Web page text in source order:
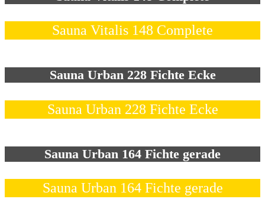
Sauna Vitalis 148 Complete
Sauna Urban 228 Fichte Ecke
Sauna Urban 228 Fichte Ecke
Sauna Urban 164 Fichte gerade
Sauna Urban 164 Fichte gerade